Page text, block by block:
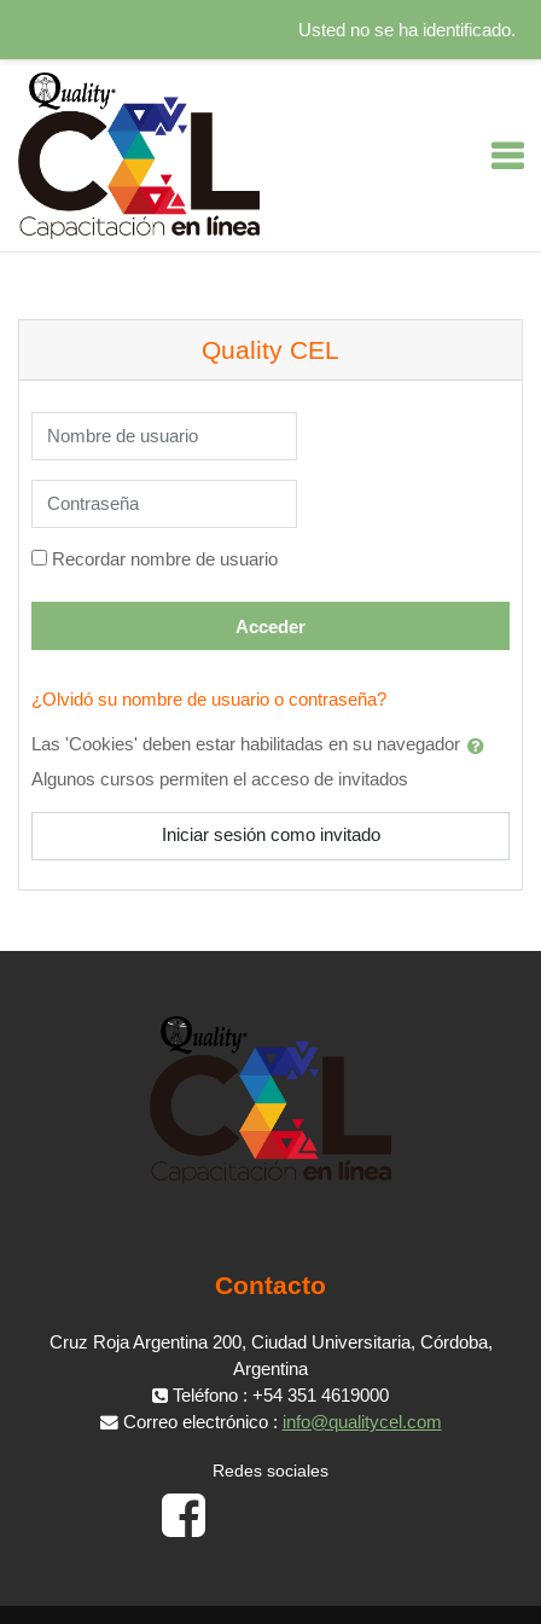
Usted no se ha identificado.
Quality CEL
Recordar nombre de usuario
Acceder
¿Olvidó su nombre de usuario o contraseña?
Las 'Cookies' deben estar habilitadas en su navegador
Algunos cursos permiten el acceso de invitados
Iniciar sesión como invitado
Contacto
Cruz Roja Argentina 200, Ciudad Universitaria, Córdoba,
Argentina
Teléfono : +54 351 4619000
Correo electrónico : info@qualitycel.com
Redes sociales